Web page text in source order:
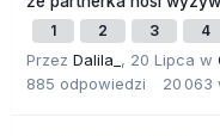
1 2 3 4
Przez Dalila_ , 20 Lipca w
885 odpowiedzi 20 063